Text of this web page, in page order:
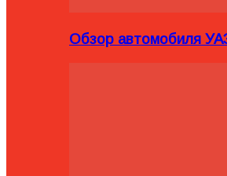
Обзор автомобиля